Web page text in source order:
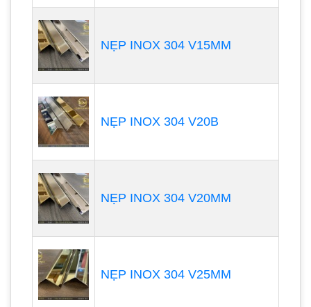
NẸP INOX 304 V15MM
NẸP INOX 304 V20B
NẸP INOX 304 V20MM
NẸP INOX 304 V25MM